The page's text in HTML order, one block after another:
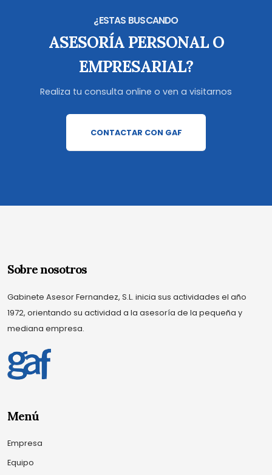
¿ESTAS BUSCANDO
ASESORÍA PERSONAL O
EMPRESARIAL?
Realiza tu consulta online o ven a visitarnos
CONTACTAR CON GAF
Sobre nosotros
Gabinete Asesor Fernandez, S.L. inicia sus actividades el año
1972, orientando su actividad a la asesoría de la pequeña y
mediana empresa.
Menú
Empresa
Equipo